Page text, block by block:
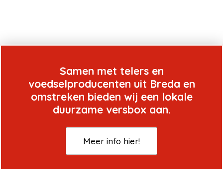
Samen met telers en
voedselproducenten uit Breda en
omstreken bieden wij een lokale
duurzame versbox aan.
Meer info hier!